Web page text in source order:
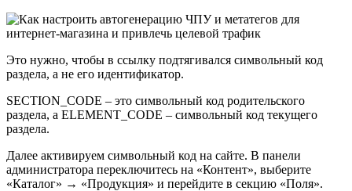
Это нужно, чтобы в ссылку подтягивался символьный код
раздела, а не его идентификатор.
SECTION_CODE – это символьный код родительского
раздела, а ELEMENT_CODE – символьный код текущего
раздела.
Далее активируем символьный код на сайте. В панели
администратора переключитесь на «Контент», выберите
«Каталог» → «Продукция» и перейдите в секцию «Поля».